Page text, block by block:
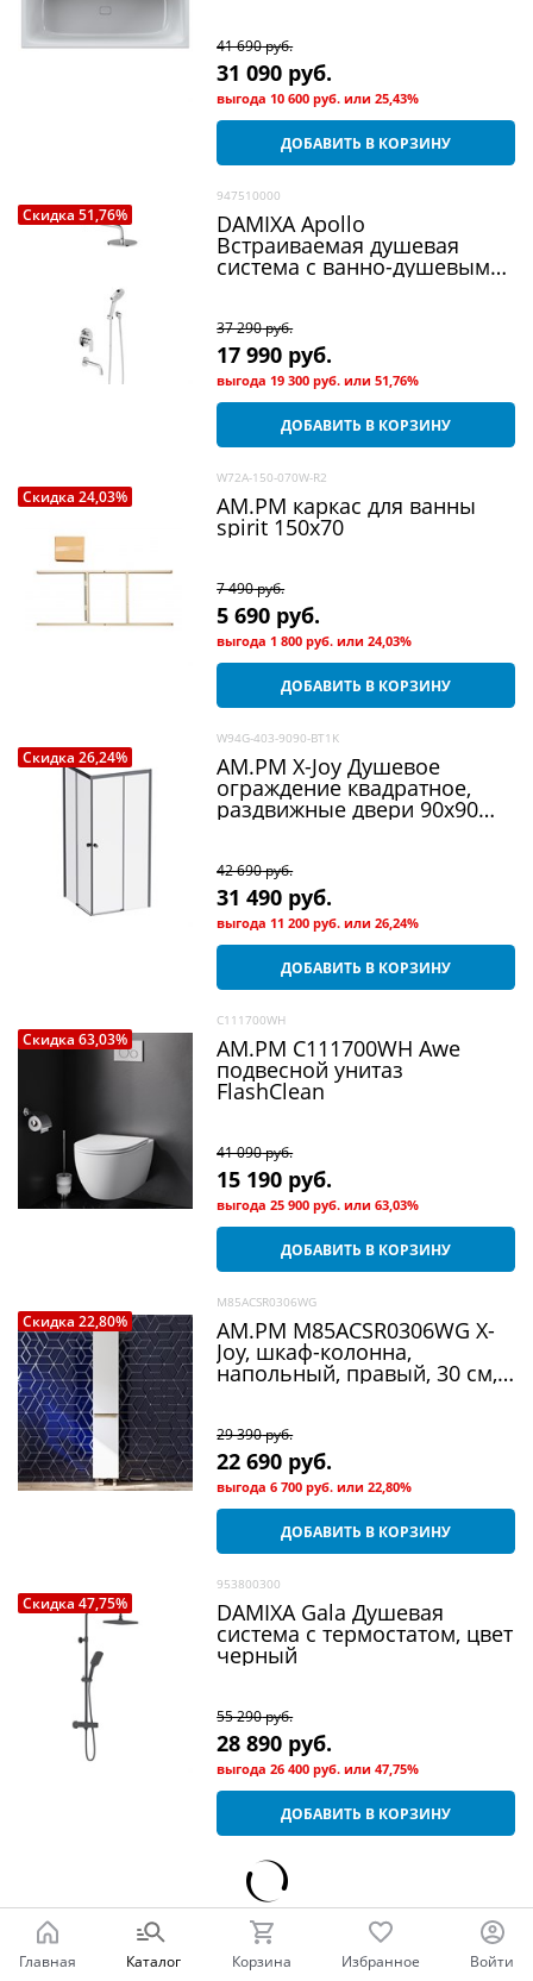
41 690 руб.
31 090 руб.
выгода 10 600 руб. или25,43%
ДОБАВИТЬ В КОРЗИНУ
Скидка 51,76%
947510000
DAMIXA Apollo
Встраиваемая душевая
система с ванно-душевым
37 290 руб.
17 990 руб.
выгода 19 300 руб. или51,76%
ДОБАВИТЬ В КОРЗИНУ
Скидка 24,03%
W72A-150-070W-R2
AM.PM каркас для ванны
spirit 150х70
7 490 руб.
5 690 руб.
выгода 1 800 руб. или24,03%
ДОБАВИТЬ В КОРЗИНУ
Скидка 26,24%
W94G-403-9090-BT1K
AM.PM X-Joy Душевое
ограждение квадратное,
раздвижные двери 90x90
42 690 руб.
31 490 руб.
выгода 11 200 руб. или26,24%
ДОБАВИТЬ В КОРЗИНУ
Скидка 63,03%
C111700WH
AM.PM C111700WH Awe
подвесной унитаз
FlashClean
41 090 руб.
15 190 руб.
выгода25 900 руб. или63,03%
ДОБАВИТЬ В КОРЗИНУ
Скидка 22,80%
M85ACSR0306WG
AM.PM M85ACSR0306WG X-
Joy, шкаф-колонна,
напольный, правый, 30 см,
29 390 руб.
22 690 руб.
выгода6 700 руб. или22,80%
ДОБАВИТЬ В КОРЗИНУ
Скидка 47,75%
953800300
DAMIXA Gala Душевая
система c термостатом, цвет
черный
55 290 руб.
28 890 руб.
выгода26 400 руб. или47,75%
ДОБАВИТЬ В КОРЗИНУ
ПОКАЗАТЬ ЕЩЕ
Главная Каталог Корзина Избранное Войти